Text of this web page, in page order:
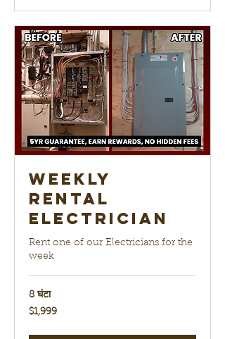
Weekly
Rental
Electrician
Rent one of our Electricians for the
week
8 घंटा
1,999
यूएस
$1,999